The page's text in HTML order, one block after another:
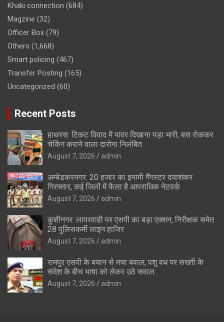
Khaki connection (684)
Magzine (32)
Officer Box (79)
Others (1,668)
Smart policing (467)
Transfer Posting (165)
Uncategorized (60)
Recent Posts
हाथरस: टिकट विवाद में पावर दिखाना पड़ा भारी, बस रोककर
चेकिंग कराने वाला दारोगा निलंबित
August 7, 2026 admin
अम्बेडकरनगर: 20 हजार का इनामी गैंगस्टर दयाशंकर
गिरफ्तार, कई जिलों में फैला है आपराधिक नेटवर्क
August 7, 2026 admin
कुशीनगर: लापरवाही पर एसपी का बड़ा एक्शन, निरीक्षक समेत
28 पुलिसकर्मी लाइन हाजिर
August 7, 2026 admin
रामपुर एसपी के बयान से मचा बवाल, पशु वध पर सख्ती के
संदेश के बीच भाषा को लेकर उठे सवाल
August 7, 2026 admin